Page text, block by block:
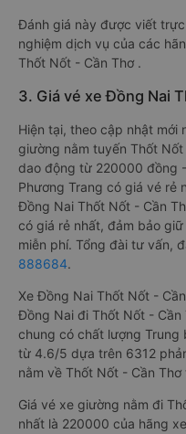
Đánh giá này được viết
nghiệm dịch vụ của các
Thốt Nốt - Cần Thơ .
3. Giá vé xe Đồng Nai
Hiện tại, theo cập nhật mới
giường nằm tuyến Thốt
dao động từ 220000 đồng
Phương Trang có giá vé
Đồng Nai Thốt Nốt - Cần
có giá rẻ nhất, đảm bảo
miễn phí. Tổng đài tư vấn,
888684.
Xe Đồng Nai Thốt Nốt -
Đồng Nai đi Thốt Nốt -
chung có chất lượng Trung
từ 4.6/5 dựa trên 6312
nằm về Thốt Nốt - Cần
Giá vé xe giường nằm đi
nhất là 220000 của hãng